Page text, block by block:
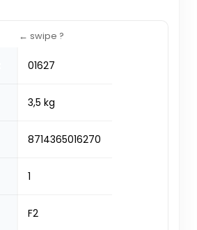
01627
3,5 kg
8714365016270
1
F2